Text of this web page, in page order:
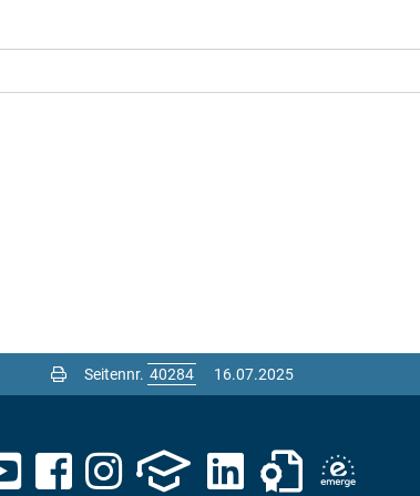
Seitennr. 16.07.2025